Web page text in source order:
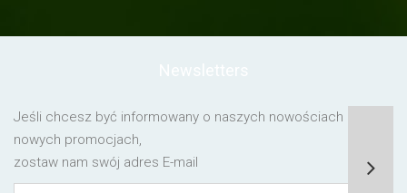
Jeśli chcesz być informowany o naszych nowościach lub o
nowych promocjach,
zostaw nam swój adres E-mail